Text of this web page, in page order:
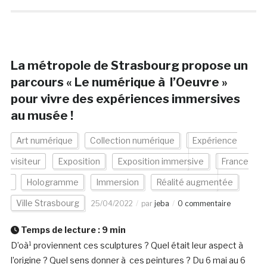
La métropole de Strasbourg propose un
parcours « Le numérique à l’Oeuvre »
pour vivre des expériences immersives
au musée !
Art numérique Collection numérique Expérience
visiteur Exposition Exposition immersive France
Hologramme Immersion Réalité augmentée
Ville Strasbourg 25/04/2022 par jeba 0 commentaire
Temps de lecture : 9 min
D’oà¹ proviennent ces sculptures ? Quel était leur aspect à
l’origine ? Quel sens donner à ces peintures ? Du 6 mai au 6